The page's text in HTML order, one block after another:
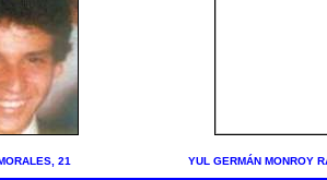
21 YUL GERMÁN MONROY